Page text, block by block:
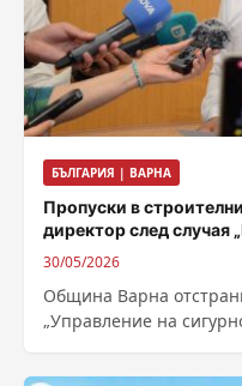
БЪЛГАРИЯ | ВАРНА
Пропуски в
директор след случая
30/05/2026
Община Варна
„Управление на
вътрешна проверка,